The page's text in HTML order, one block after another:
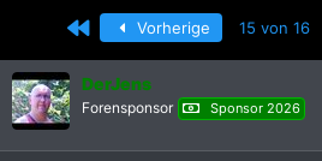
e
l
l
e
s
t
e
l
l
Erste Vorherige 15 von 16
DerJens
Forensponsor Sponsor 2026